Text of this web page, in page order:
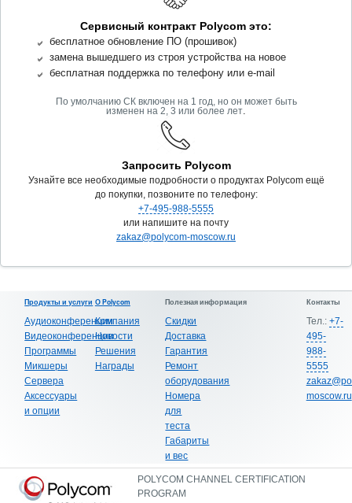
Сервисный контракт Polycom это:
бесплатное обновление ПО (прошивок)
замена вышедшего из строя устройства на новое
бесплатная поддержка по телефону или e-mail
По умолчанию СК включен на 1 год, но он может быть
изменен на 2, 3 или более лет.
Запросить Polycom
Узнайте все необходимые подробности о продуктах Polycom ещё
до покупки, позвоните по телефону:
+7-495-988-5555
или напишите на почту
zakaz@polycom-moscow.ru
Продукты и услуги
Аудиоконференции
Видеоконференции
Программы
Микшеры
Сервера
Аксессуары
и опции
О Polycom
Компания
Новости
Решения
Награды
Полезная информация
Скидки
Доставка
Гарантия
Ремонт
оборудования
Номера
для
теста
Габариты
и вес
Контакты
Тел.: +7-
495-
988-
5555
moscow.ru
POLYCOM CHANNEL CERTIFICATION
PROGRAM